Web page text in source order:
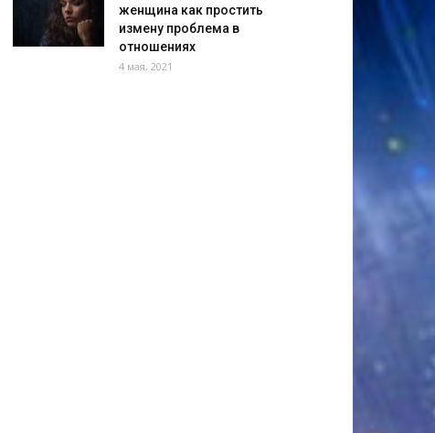
женщина как простить
измену проблема в
отношениях
4 мая, 2021